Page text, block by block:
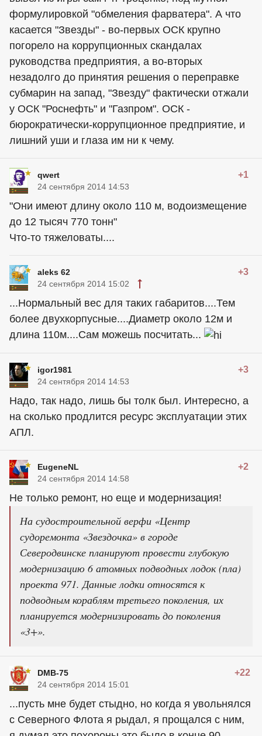
формулировкой "обмеления фарватера". А что
касается "Звезды" - во-первых ОСК крупно
погорело на коррупционных скандалах
руководства предприятия, а во-вторых
незадолго до принятия решения о переправке
субмарин на запад, "Звезду" фактически отжали
у ОСК "Роснефть" и "Газпром". ОСК -
бюрократически-коррупционное предприятие, и
лишний уши и глаза им ни к чему.
qwert +1
24 сентября 2014 14:53
"Они имеют длину около 110 м, водоизмещение
до 12 тысяч 770 тонн"
Что-то тяжеловаты....
aleks 62 +3
24 сентября 2014 15:02
...Нормальный вес для таких габаритов....Тем
более двухкорпусные....Диаметр около 12м и
длина 110м....Сам можешь посчитать...
igor1981 +3
24 сентября 2014 14:53
Надо, так надо, лишь бы толк был. Интересно, а
на сколько продлится ресурс эксплуатации этих
АПЛ.
EugeneNL +2
24 сентября 2014 14:58
Не только ремонт, но еще и модернизация!
На судостроительной верфи «Центр
судоремонта «Звездочка» в городе
Северодвинске планируют провести глубокую
модернизацию 6 атомных подводных лодок (пла)
проекта 971. Данные лодки относятся к
подводным кораблям третьего поколения, их
планируется модернизировать до поколения
«3+».
DMB-75 +22
24 сентября 2014 15:01
...пусть мне будет стыдно, но когда я увольнялся
с Северного Флота я рыдал, я прощался с ним,